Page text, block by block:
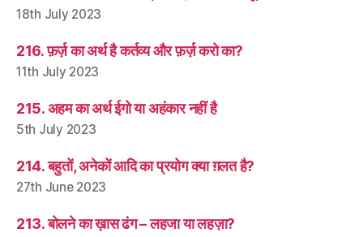
18th July 2023
216. फ़र्ज़ का अर्थ है कर्तव्य और फ़र्ज़ करो का?
11th July 2023
215. अहम का अर्थ ईगो या अहंकार नहीं है
5th July 2023
214. बहुतों, अनेकों आदि का प्रयोग क्या ग़लत है?
27th June 2023
213. बोलने का ख़ास ढंग – लहजा या लहज़ा?